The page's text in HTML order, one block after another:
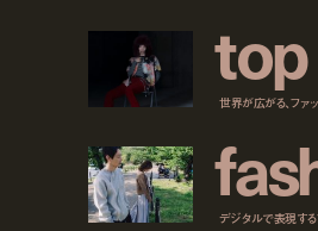
top
世界が広がる、ファ
fas
デジタルで表現する